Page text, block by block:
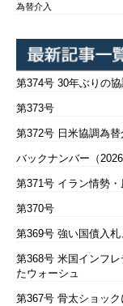
為替介入
第374号 30年ぶりの
第373号
第372号 日米協調為
バックナンバー（2026
第371号 イラン情勢
第370号
第369号 強い国債入
第368号 米国インフ
たウォーシュ
第367号 骨太ショッ